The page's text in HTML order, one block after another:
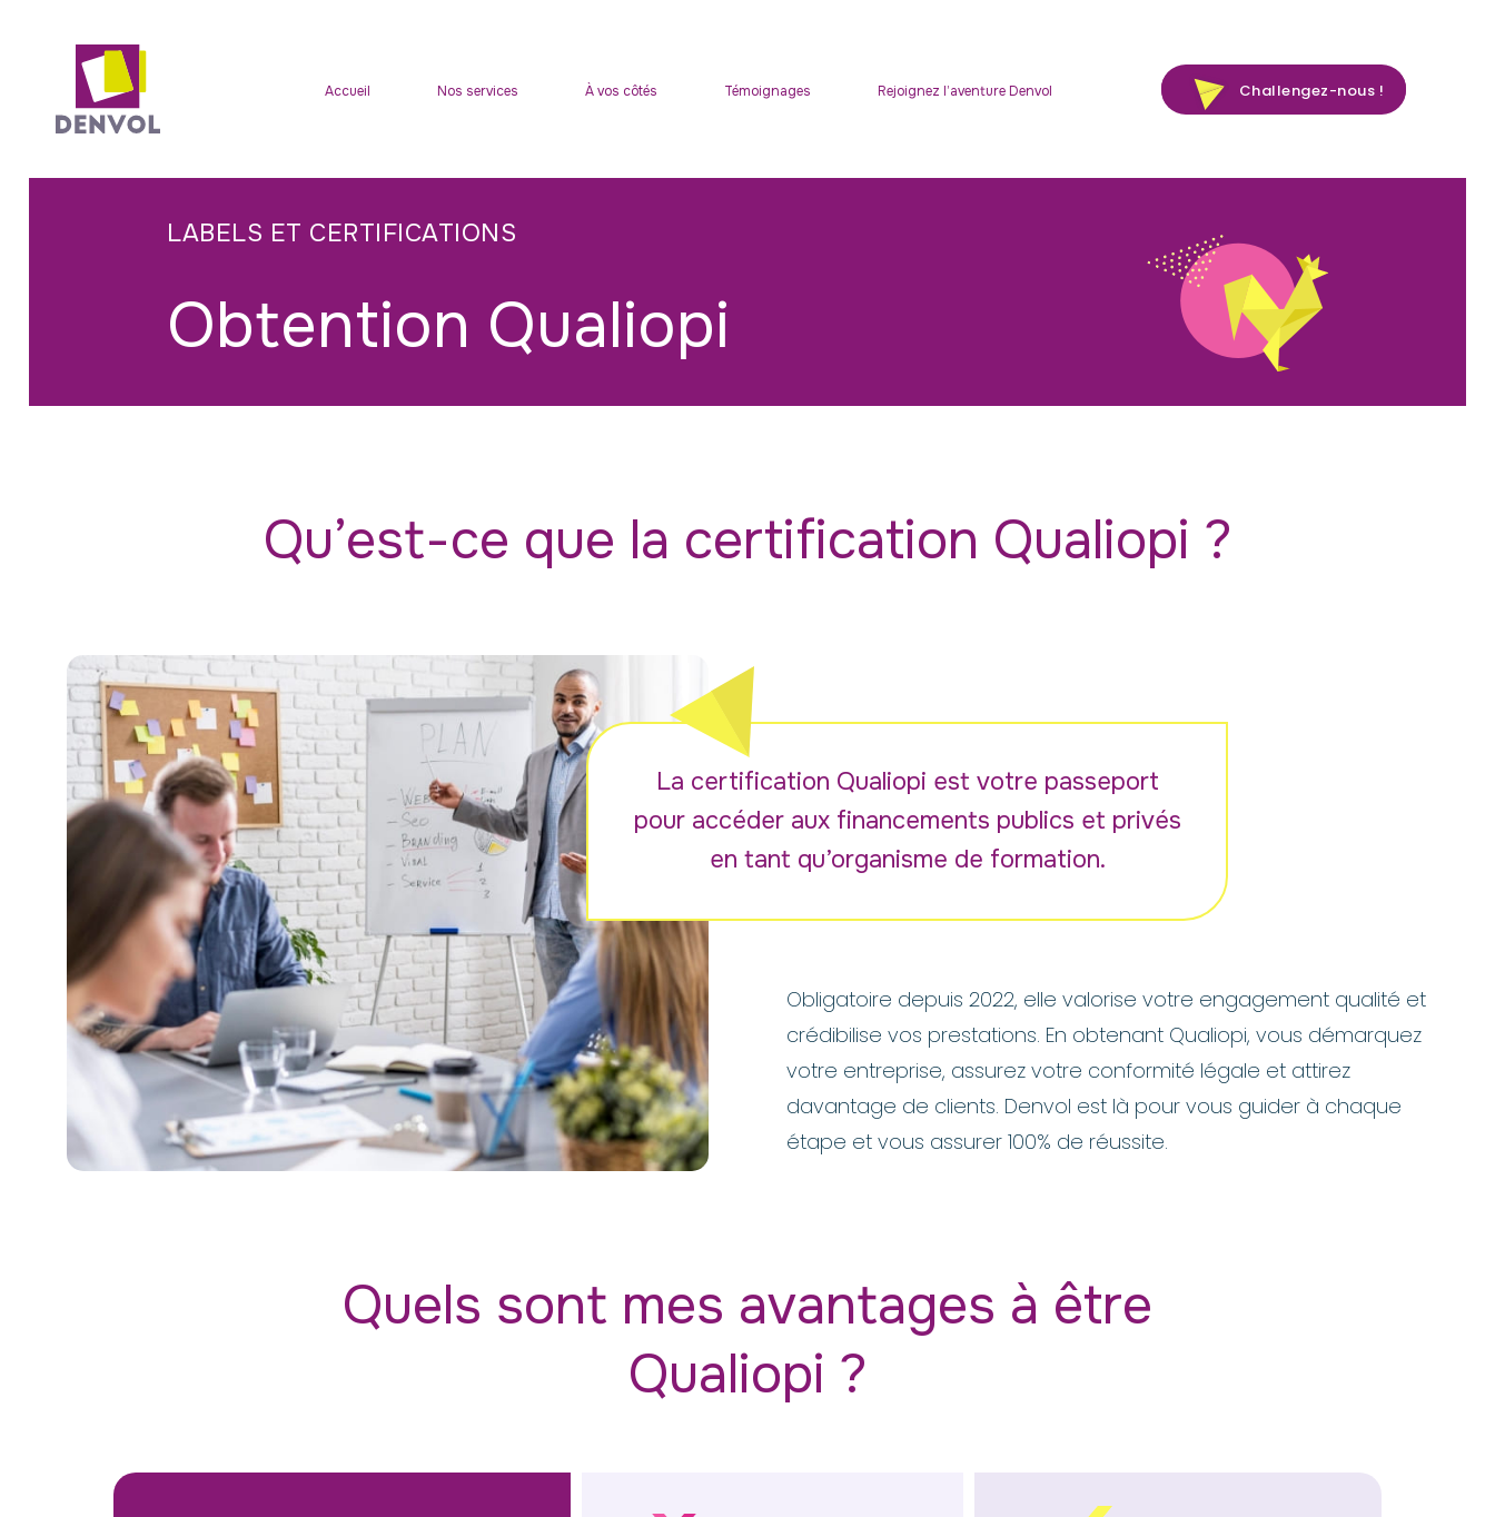
content
Accueil Nos services À vos côtés Témoignages Rejoignez l’aventure Denvol Challengez-nous !
LABELS ET CERTIFICATIONS
Obtention Qualiopi
Qu’est-ce que la certification Qualiopi ?
La certification Qualiopi est votre passeport
pour accéder aux financements publics et privés
en tant qu’organisme de formation.
Obligatoire depuis 2022, elle valorise votre engagement qualité et
crédibilise vos prestations. En obtenant Qualiopi, vous démarquez
votre entreprise, assurez votre conformité légale et attirez
davantage de clients. Denvol est là pour vous guider à chaque
étape et vous assurer 100% de réussite.
Quels sont mes avantages à être
Qualiopi ?